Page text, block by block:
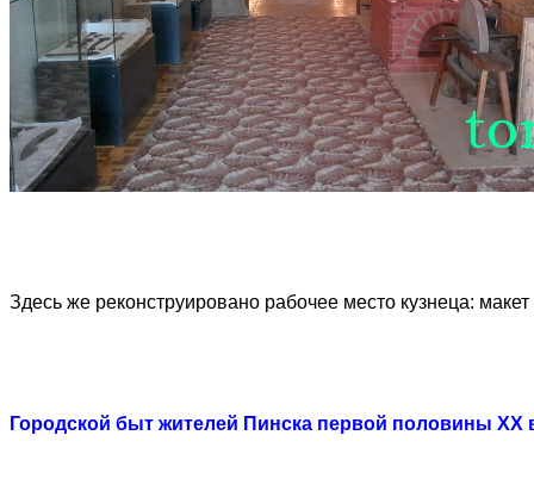
Здесь же реконструировано рабочее место кузнеца:
Городской быт жителей Пинска первой половины XX